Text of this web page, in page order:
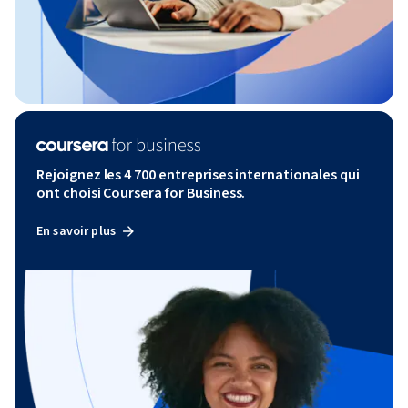
Rejoignez les 4 700 entreprises internationales qui
ont choisi Coursera for Business.
En savoir plus